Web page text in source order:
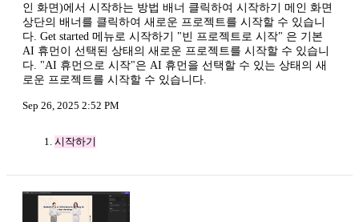
인 화면)에서 시작하는 방법 배너 클릭하여 시작하기 메인 화면
상단의 배너를 클릭하여 새로운 프로젝트를 시작할 수 있습니
다. Get started 메뉴로 시작하기 "빈 프로젝트로 시작" 은 기본
AI 휴먼이 선택된 상태의 새로운 프로젝트를 시작할 수 있습니
다. "AI 휴먼으로 시작"은 AI 휴먼을 선택할 수 있는 상태의 새
로운 프로젝트를 시작할 수 있습니다.
Sep 26, 2025 2:52 PM
시작하기